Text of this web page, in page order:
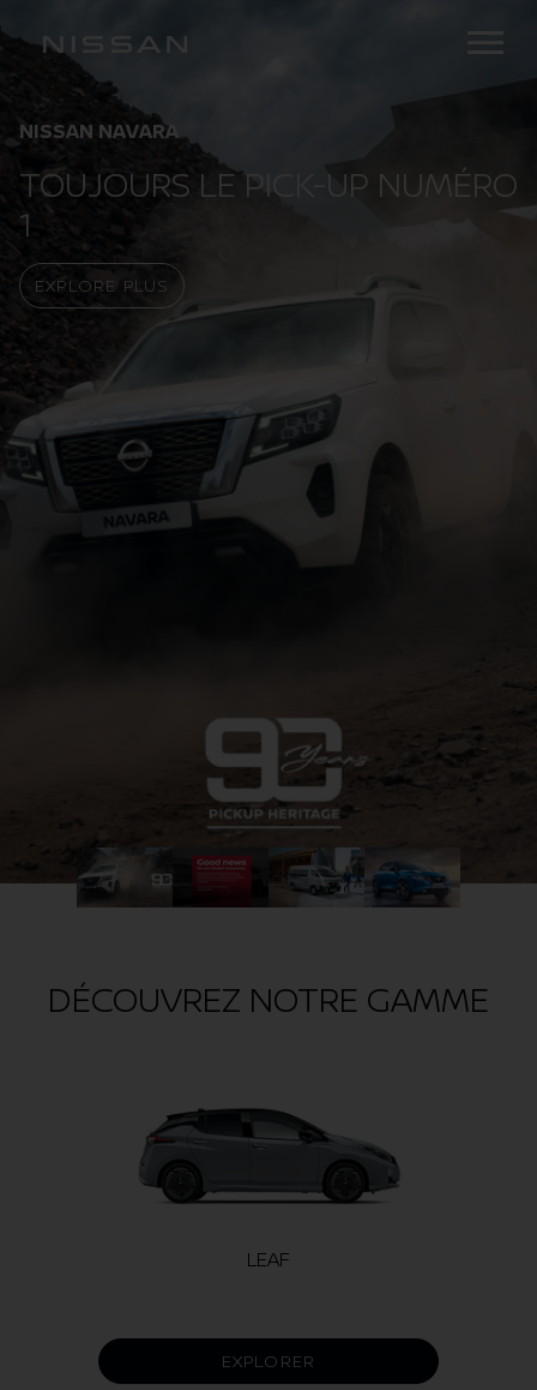
NISSAN NAVARA
TOUJOURS LE PICK-UP NUMÉRO
1
EXPLORE PLUS
DÉCOUVREZ NOTRE GAMME
LEAF
EXPLORER